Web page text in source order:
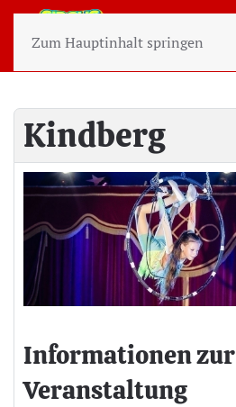
Zum Hauptinhalt springen
Kindberg
Informationen zur
Veranstaltung